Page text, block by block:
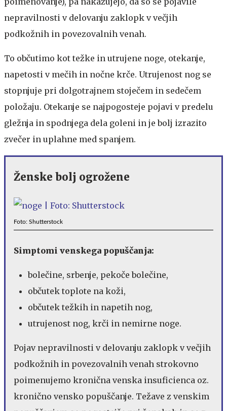
nepravilnosti v delovanju zaklopk v večjih
podkožnih in povezovalnih venah.
To občutimo kot težke in utrujene noge, otekanje,
napetosti v mečih in nočne krče. Utrujenost nog se
stopnjuje pri dolgotrajnem stoječem in sedečem
položaju. Otekanje se najpogosteje pojavi v predelu
gležnja in spodnjega dela goleni in je bolj izrazito
zvečer in uplahne med spanjem.
Ženske bolj ogrožene
Foto: Shutterstock
Simptomi venskega popuščanja:
bolečine, srbenje, pekoče bolečine,
občutek toplote na koži,
občutek težkih in napetih nog,
utrujenost nog, krči in nemirne noge.
Pojav nepravilnosti v delovanju zaklopk v večjih
podkožnih in povezovalnih venah strokovno
poimenujemo kronična venska insuficienca oz.
kronično vensko popuščanje. Težave z venskim